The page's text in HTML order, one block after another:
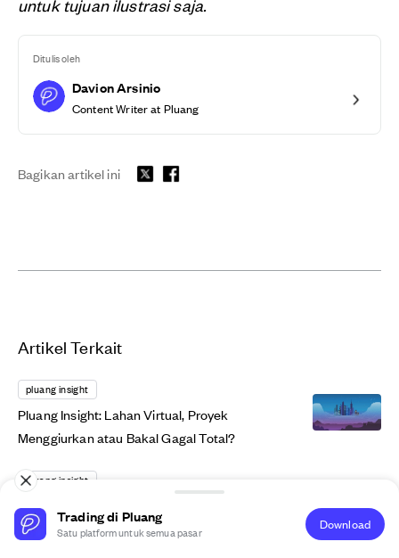
Trading di Pluang
Satu platform untuk semua pasar Download
Ditulis oleh
Davion Arsinio
Content Writer at Pluang
Bagikan artikel ini
Artikel Terkait
pluang insight
Pluang Insight: Lahan Virtual, Proyek
Menggiurkan atau Bakal Gagal Total?
pluang insight
Pluang Insight: Shiba Inu Siap Menggonggong
Lantang di 2022. Apa Alasannya?